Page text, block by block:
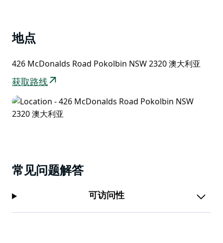
地点
426 McDonalds Road Pokolbin NSW 2320 澳大利亚
获取路线
常见问题解答
可访问性